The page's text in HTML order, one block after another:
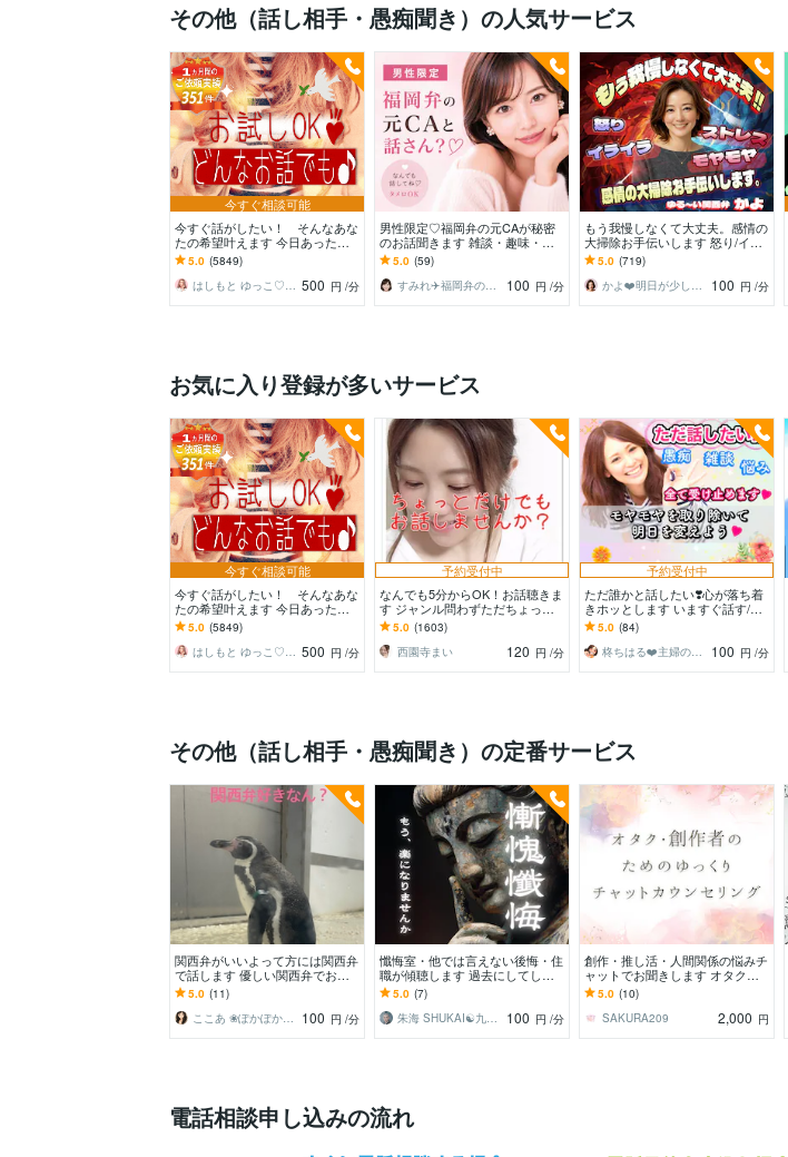
その他（話し相手・愚痴聞き）の人気サービス
今すぐ相談可能
今すぐ話がしたい！ そんなあな
たの希望叶えます 今日あったこ
とから深刻な悩みまで☆何でも打
ち明けてください。
5.0 (5849)
はしもと ゆっこ♡救急こころの相談室 500 円 /分
男性限定♡福岡弁の元CAが秘密
のお話聞きます 雑談・趣味・恋
愛・性の悩みなど…な〜んでも聞
くけんね！
5.0 (59)
すみれ✈️福岡弁の元CA
100 円 /分
もう我慢しなくて大丈夫。感情の
大掃除お手伝いします 怒り/イラ
イラ/モヤモヤ/ストレス/焦り/感情
爆発/本音
5.0 (719)
かよ❤️明日が少し楽しみになる場所
100 円 /分
お気に入り登録が多いサービス
今すぐ相談可能
今すぐ話がしたい！ そんなあな
たの希望叶えます 今日あったこ
とから深刻な悩みまで☆何でも打
ち明けてください。
5.0 (5849)
はしもと ゆっこ♡救急こころの相談室 500 円 /分
予約受付中
なんでも5分からOK！お話聴きま
す ジャンル問わずただちょっと
だけ誰かと話したい人待ってます
♪
5.0 (1603)
西園寺まい
120 円 /分
予約受付中
ただ誰かと話したい❣️心が落ち着
きホッとします いますぐ話す/雑
談/愚痴/何でも/結婚/恋愛/悩み/繊
細
5.0 (84)
柊ちはる❤️主婦のお悩み相談Room❤️
100 円 /分
その他（話し相手・愚痴聞き）の定番サービス
関西弁がいいよって方には関西弁
で話します 優しい関西弁でお話
しします╰(*´︶`*)╯♡
5.0 (11)
ここあ ❀ぽかぽか相談室❀
100 円 /分
懺悔室・他では言えない後悔・住
職が傾聴します 過去にしてしま
った良くない事、お話しして楽に
なりませんか？
5.0 (7)
朱海 SHUKAI☯九星術☯タロット和尚
100 円 /分
創作・推し活・人間関係の悩みチ
ャットでお聞きします オタク・
創作者のためのゆっくりチャット
カウンセリング
5.0 (10)
SAKURA209
2,000 円
電話相談申し込みの流れ